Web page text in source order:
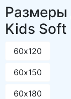
Размеры
Kids Soft
60х120
60х150
60х180